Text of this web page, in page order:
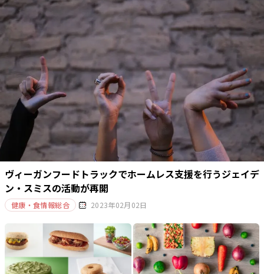
ヴィーガンフードトラックでホームレス支援を行うジェイデ
ン・スミスの活動が再開
健康・食情報総合 2023年02月02日